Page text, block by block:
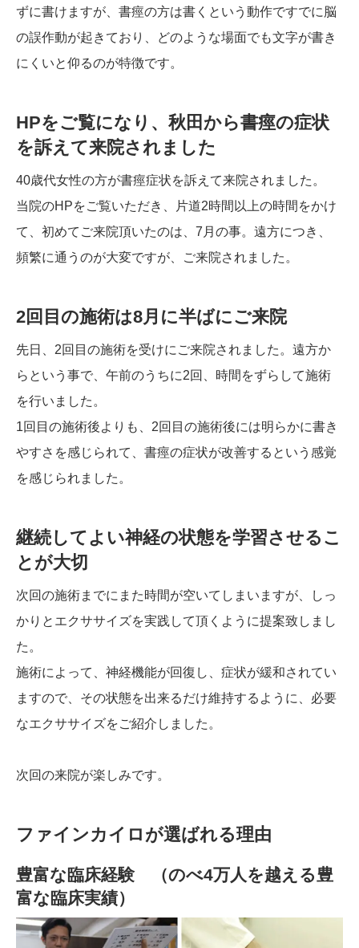
ずに書けますが、書痙の方は書くという動作ですでに脳
の誤作動が起きており、どのような場面でも文字が書き
にくいと仰るのが特徴です。
HPをご覧になり、秋田から書痙の症状
を訴えて来院されました
40歳代女性の方が書痙症状を訴えて来院されました。
当院のHPをご覧いただき、片道2時間以上の時間をかけ
て、初めてご来院頂いたのは、7月の事。遠方につき、
頻繁に通うのが大変ですが、ご来院されました。
2回目の施術は8月に半ばにご来院
先日、2回目の施術を受けにご来院されました。遠方か
らという事で、午前のうちに2回、時間をずらして施術
を行いました。
1回目の施術後よりも、2回目の施術後には明らかに書き
やすさを感じられて、書痙の症状が改善するという感覚
を感じられました。
継続してよい神経の状態を学習させるこ
とが大切
次回の施術までにまた時間が空いてしまいますが、しっ
かりとエクササイズを実践して頂くように提案致しまし
た。
施術によって、神経機能が回復し、症状が緩和されてい
ますので、その状態を出来るだけ維持するように、必要
なエクササイズをご紹介しました。
次回の来院が楽しみです。
ファインカイロが選ばれる理由
豊富な臨床経験 （のべ4万人を越える豊
富な臨床実績）